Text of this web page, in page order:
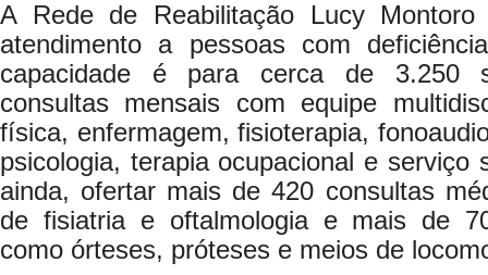
A Rede de Reabilitação Lucy
atendimento a pessoas com
capacidade é para cerca de 3.250
consultas mensais com equipe
física, enfermagem, fisioterapia,
psicologia, terapia ocupacional e serviço
ainda, ofertar mais de 420 consultas
de fisiatria e oftalmologia e mais de
como órteses, próteses e meios de